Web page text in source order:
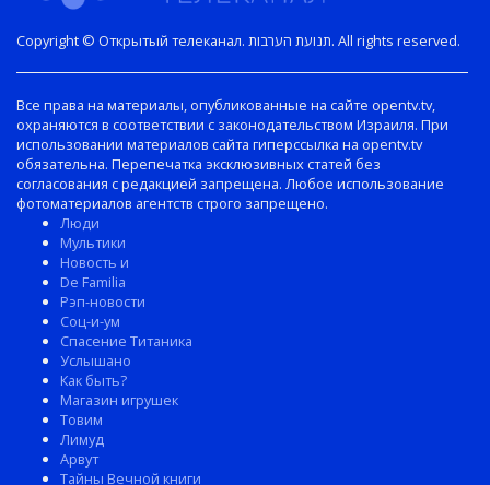
Copyright © Открытый телеканал. תנועת הערבות. All rights reserved.
Все права на материалы, опубликованные на сайте opentv.tv,
охраняются в соответствии с законодательством Израиля. При
использовании материалов сайта гиперссылка на opentv.tv
обязательна. Перепечатка эксклюзивных статей без
согласования с редакцией запрещена. Любое использование
фотоматериалов агентств строго запрещено.
Люди
Мультики
Новость и
De Familia
Рэп-новости
Соц-и-ум
Спасение Титаника
Услышано
Как быть?
Магазин игрушек
Товим
Лимуд
Арвут
Тайны Вечной книги